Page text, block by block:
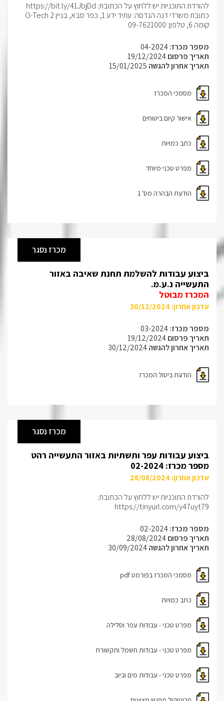
להורדת התוכניות יש ללחוץ על הכתובת: https://bit.ly/41JbjDd
כתובת משרדי דנה הנדסה: עתיד ידע 1, כפר סבא, בניין O-Tech 2
קומה 6, טלפון: 09-7621000
מספר מכרז:04-2024
תאריך פרסום19/12/2024
תאריך אחרון להגשה 15/01/2025
מסמכי המכרז
אישור קיום ביטוחים
כתב כמויות
מפרט טכני מיוחד
הודעת הבהרה מס' 1
מכרז נסגר
ביצוע עבודות להשלמת תחנת שאיבה באזור
התעשייה נ.ע.מ.
המכרז מבוטל
עדכון אחרון: 30/12/2024
מספר מכרז:03-2024
תאריך פרסום19/12/2024
תאריך אחרון להגשה30/12/2024
הודעת ביטול המכרז
מכרז נסגר
ביצוע עבודות עפר ותשתיות באזור התעשייה רהט
מספר מכרז: 02-2024
עדכון אחרון: 28/08/2024
להורדת התוכניות יש ללחוץ על הכתובת:
https://tinyurl.com/y47uyt79
מספר מכרז:02-2024
תאריך פרסום28/08/2024
תאריך אחרון להגשה30/09/2024
מסמכי המכרז בפורמט pdf
כתב כמויות
מפרט טכני - עבודות עפר וסלילה
מפרט טכני - עבודות חשמל ותקשורת
מפרט טכני - עבודות מים וביוב